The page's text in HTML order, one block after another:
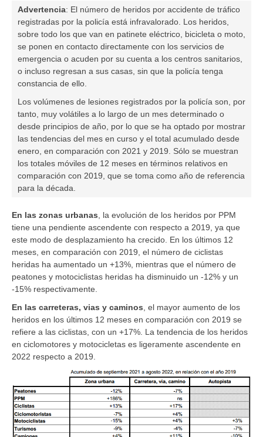
Advertencia: El número de heridos por accidente de tráfico
registradas por la policía está infravalorado. Los heridos,
sobre todo los que van en patinete eléctrico, bicicleta o moto,
se ponen en contacto directamente con los servicios de
emergencia o acuden por su cuenta a los centros sanitarios,
o incluso regresan a sus casas, sin que la policía tenga
constancia de ello.
Los volúmenes de lesiones registrados por la policía son, por
tanto, muy volátiles a lo largo de un mes determinado o
desde principios de año, por lo que se ha optado por mostrar
las tendencias del mes en curso y el total acumulado desde
enero, en comparación con 2021 y 2019. Sólo se muestran
los totales móviles de 12 meses en términos relativos en
comparación con 2019, que se toma como año de referencia
para la década.
En las zonas urbanas, la evolución de los heridos por PPM
tiene una pendiente ascendente con respecto a 2019, ya que
este modo de desplazamiento ha crecido. En los últimos 12
meses, en comparación con 2019, el número de ciclistas
heridas ha aumentado un +13%, mientras que el número de
peatones y motociclistas heridas ha disminuido un -12% y un
-15% respectivamente.
En las carreteras, vias y caminos, el mayor aumento de los
heridos en los últimos 12 meses en comparación con 2019 se
refiere a las ciclistas, con un +17%. La tendencia de los heridos
en ciclomotores y motocicletas es ligeramente ascendente en
2022 respecto a 2019.